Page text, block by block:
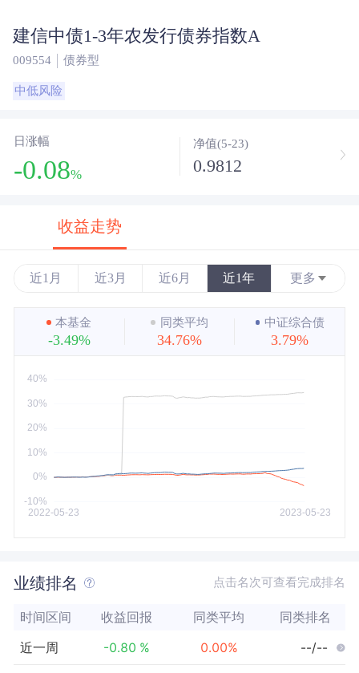
建信中债1-3年农发行债券指数A
009554 债券型
中低风险
日涨幅
-0.08%
净值(5-23)
0.9812
收益走势
近1月 近3月 近6月 近1年 更多
近3年
近5年
最大
本基金
-3.49%
同类平均
34.76%
中证综合债
3.79%
业绩排名 点击名次可查看完成排名
时间区间 收益回报 同类平均 同类排名
近一周 -0.80 % 0.00% --/--